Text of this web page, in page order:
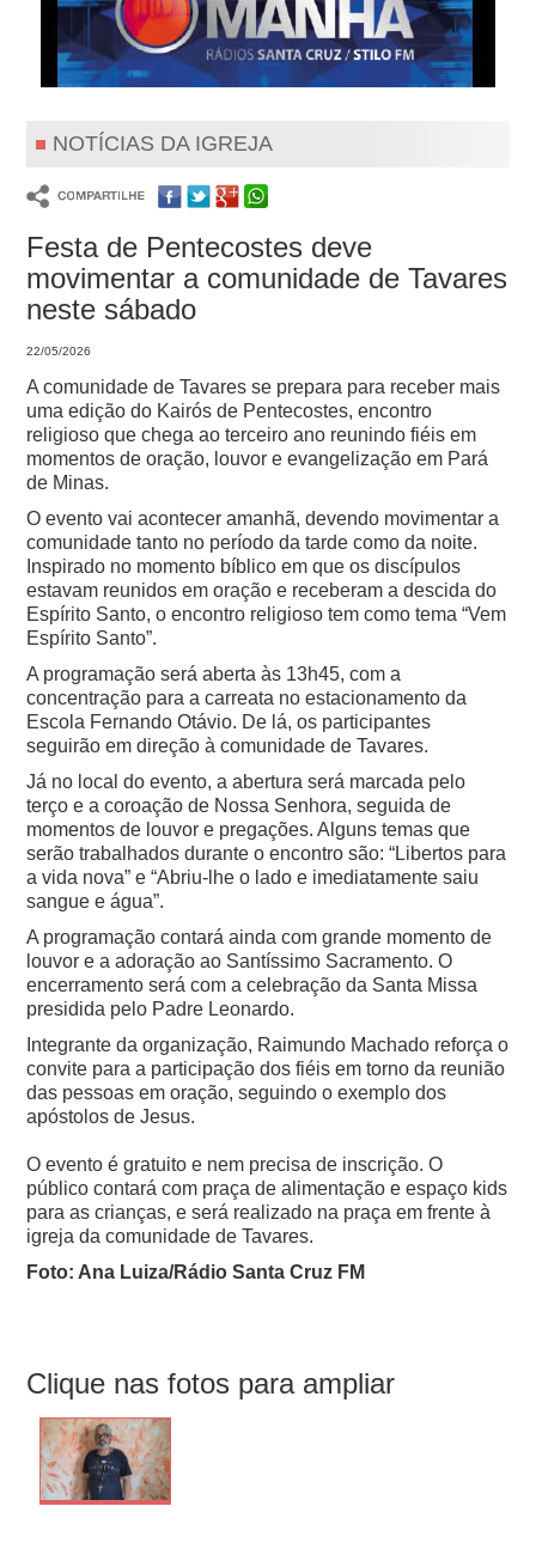
NOTÍCIAS DA IGREJA
Festa de Pentecostes deve
movimentar a comunidade de Tavares
neste sábado
22/05/2026
A comunidade de Tavares se prepara para receber mais
uma edição do Kairós de Pentecostes, encontro
religioso que chega ao terceiro ano reunindo fiéis em
momentos de oração, louvor e evangelização em Pará
de Minas.
O evento vai acontecer amanhã, devendo movimentar a
comunidade tanto no período da tarde como da noite.
Inspirado no momento bíblico em que os discípulos
estavam reunidos em oração e receberam a descida do
Espírito Santo, o encontro religioso tem como tema “Vem
Espírito Santo”.
A programação será aberta às 13h45, com a
concentração para a carreata no estacionamento da
Escola Fernando Otávio. De lá, os participantes
seguirão em direção à comunidade de Tavares.
Já no local do evento, a abertura será marcada pelo
terço e a coroação de Nossa Senhora, seguida de
momentos de louvor e pregações. Alguns temas que
serão trabalhados durante o encontro são: “Libertos para
a vida nova” e “Abriu-lhe o lado e imediatamente saiu
sangue e água”.
A programação contará ainda com grande momento de
louvor e a adoração ao Santíssimo Sacramento. O
encerramento será com a celebração da Santa Missa
presidida pelo Padre Leonardo.
Integrante da organização, Raimundo Machado reforça o
convite para a participação dos fiéis em torno da reunião
das pessoas em oração, seguindo o exemplo dos
apóstolos de Jesus.
O evento é gratuito e nem precisa de inscrição. O
público contará com praça de alimentação e espaço kids
para as crianças, e será realizado na praça em frente à
igreja da comunidade de Tavares.
Foto: Ana Luiza/Rádio Santa Cruz FM
Clique nas fotos para ampliar